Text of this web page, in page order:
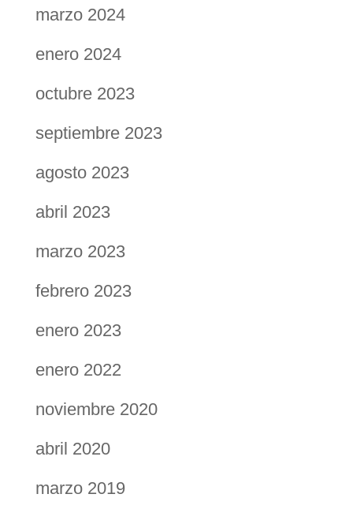
marzo 2024
enero 2024
octubre 2023
septiembre 2023
agosto 2023
abril 2023
marzo 2023
febrero 2023
enero 2023
enero 2022
noviembre 2020
abril 2020
marzo 2019